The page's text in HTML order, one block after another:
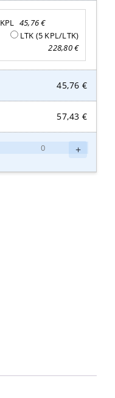
KPL 45,76€
LTK (5 KPL/LTK)
228,80€
45,76 €
57,43 €
+